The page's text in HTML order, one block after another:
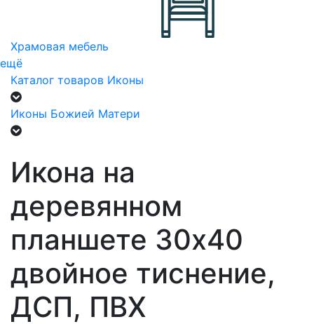
Храмовая мебель
ещё
Каталог товаров Иконы
Иконы Божией Матери
Икона на
деревянном
планшете 30х40
двойное тиснение,
ДСП, ПВХ